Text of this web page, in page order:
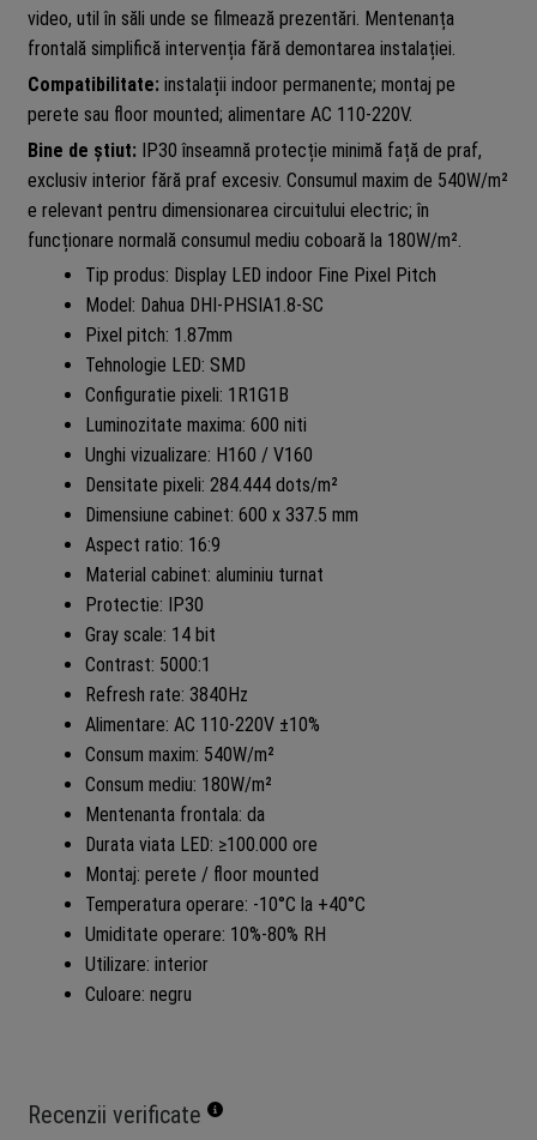
video, util în săli unde se filmează prezentări. Mentenanța
frontală simplifică intervenția fără demontarea instalației.
Compatibilitate:instalații indoor permanente; montaj pe
perete sau floor mounted; alimentare AC 110-220V.
Bine de știut:IP30 înseamnă protecție minimă față de praf,
exclusiv interior fără praf excesiv. Consumul maxim de 540W/m²
e relevant pentru dimensionarea circuitului electric; în
funcționare normală consumul mediu coboară la 180W/m².
Tip produs: Display LED indoor Fine Pixel Pitch
Model: Dahua DHI-PHSIA1.8-SC
Pixel pitch: 1.87mm
Tehnologie LED: SMD
Configuratie pixeli: 1R1G1B
Luminozitate maxima: 600 niti
Unghi vizualizare: H160 / V160
Densitate pixeli: 284.444 dots/m²
Dimensiune cabinet: 600 x 337.5 mm
Aspect ratio: 16:9
Material cabinet: aluminiu turnat
Protectie: IP30
Gray scale: 14 bit
Contrast: 5000:1
Refresh rate: 3840Hz
Alimentare: AC 110-220V ±10%
Consum maxim: 540W/m²
Consum mediu: 180W/m²
Mentenanta frontala: da
Durata viata LED: ≥100.000 ore
Montaj: perete / floor mounted
Temperatura operare: -10°C la +40°C
Umiditate operare: 10%-80% RH
Utilizare: interior
Culoare: negru
Recenzii verificate